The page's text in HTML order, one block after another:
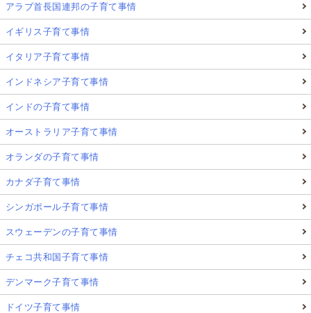
アラブ首長国連邦の子育て事情
イギリス子育て事情
イタリア子育て事情
インドネシア子育て事情
インドの子育て事情
オーストラリア子育て事情
オランダの子育て事情
カナダ子育て事情
シンガポール子育て事情
スウェーデンの子育て事情
チェコ共和国子育て事情
デンマーク子育て事情
ドイツ子育て事情